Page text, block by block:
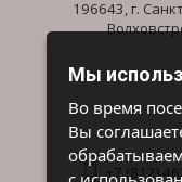
196643, г.
+7 (812)
Мы
Во время
Вы